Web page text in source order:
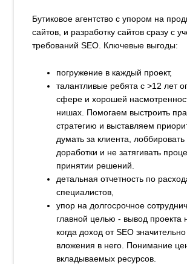
Бутиковое агентство с упором на
сайтов, и разработку сайтов сразу с
требований SEO. Ключевые выгоды:
погружение в каждый проект,
талантливые ребята с >12 лет
сфере и хорошей
нишах. Помогаем выстроить
стратегию и выставляем
думать за клиента,
доработки и не затягивать
принятии решений.
детальная отчетность по
специалистов,
упор на долгосрочное
главной целью - вывод проекта
когда доход от SEO
вложения в него. Понимание
вкладываемых ресурсов.